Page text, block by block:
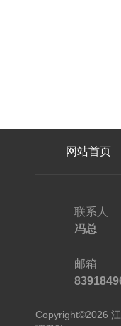
网站首页
联系人
冯总
邮箱
Copyright©2026